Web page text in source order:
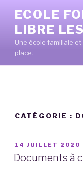
principal
ECOLE
LIBRE
Une école familiale
place.
CATÉGORIE :
PUBLIÉ
LE
14 JUILLET 2020
Documents à